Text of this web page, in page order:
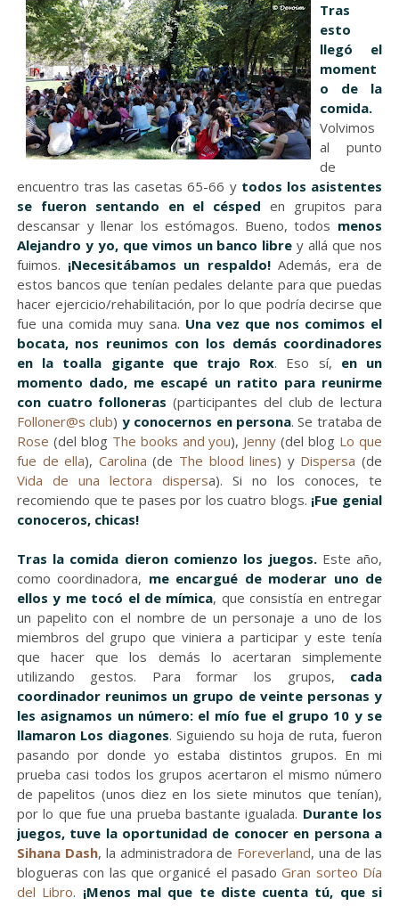
Tras
esto
llegó el
moment
o de la
comida.
Volvimos
al punto
de
encuentro tras las casetas 65-66 y todos los asistentes
se fueron sentando en el césped en grupitos para
descansar y llenar los estómagos. Bueno, todos menos
Alejandro y yo, que vimos un banco libre y allá que nos
fuimos. ¡Necesitábamos un respaldo!Además, era de
estos bancos que tenían pedales delante para que puedas
hacer ejercicio/rehabilitación, por lo que podría decirse que
fue una comida muy sana. Una vez que nos comimos el
bocata, nos reunimos con los demás coordinadores
en la toalla gigante que trajo Rox. Eso sí, en un
momento dado, me escapé un ratito para reunirme
con cuatro folloneras (participantes del club de lectura
Folloner@s club) y conocernos en persona. Se trataba de
Rose (del blog The books and you), Jenny(del blog Lo que
fue de ella), Carolina (de The blood lines) y Dispersa (de
Vida de una lectora dispersa). Si no los conoces, te
recomiendo que te pases por los cuatro blogs. ¡Fue genial
conoceros, chicas!
Tras la comida dieron comienzo los juegos.Este año,
como coordinadora, me encargué de moderar uno de
ellos y me tocó el de mímica, que consistía en entregar
un papelito con el nombre de un personaje a uno de los
miembros del grupo que viniera a participar y este tenía
que hacer que los demás lo acertaran simplemente
utilizando gestos. Para formar los grupos, cada
coordinador reunimos un grupo de veinte personas y
les asignamos un número: el mío fue el grupo 10 y se
llamaron Los diagones. Siguiendo su hoja de ruta, fueron
pasando por donde yo estaba distintos grupos. En mi
prueba casi todos los grupos acertaron el mismo número
de papelitos (unos diez en los siete minutos que tenían),
por lo que fue una prueba bastante igualada. Durante los
juegos, tuve la oportunidad de conocer en persona a
Sihana Dash, la administradora de Foreverland, una de las
blogueras con las que organicé el pasadoGran sorteo Día
del Libro. ¡Menos mal que te diste cuenta tú, que si